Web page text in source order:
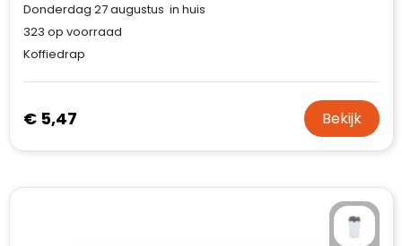
Mepal
MyKit
Ocean Bottle
Parker
Donderdag 27 augustus in huis
323 op voorraad
Koffiedrap
€ 5,47 Bekijk